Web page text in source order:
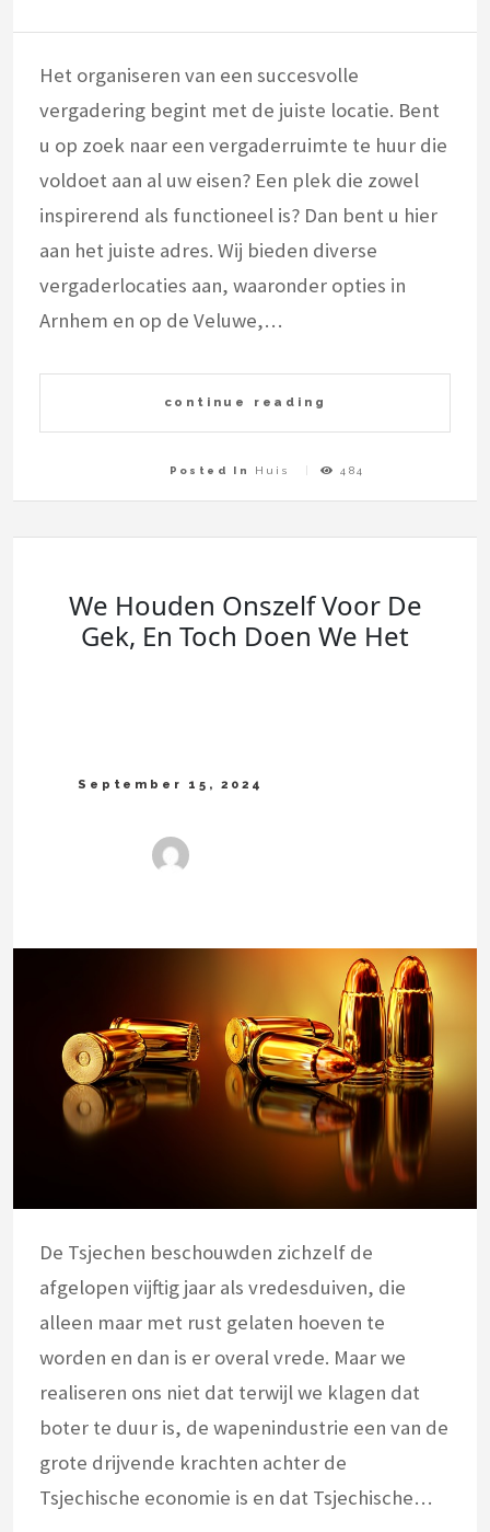
Het organiseren van een succesvolle
vergadering begint met de juiste locatie. Bent
u op zoek naar een vergaderruimte te huur die
voldoet aan al uw eisen? Een plek die zowel
inspirerend als functioneel is? Dan bent u hier
aan het juiste adres. Wij bieden diverse
vergaderlocaties aan, waaronder opties in
Arnhem en op de Veluwe,…
continue reading
Posted In Huis 484
We Houden Onszelf Voor De
Gek, En Toch Doen We Het
De Tsjechen beschouwden zichzelf de
afgelopen vijftig jaar als vredesduiven, die
alleen maar met rust gelaten hoeven te
worden en dan is er overal vrede. Maar we
realiseren ons niet dat terwijl we klagen dat
boter te duur is, de wapenindustrie een van de
grote drijvende krachten achter de
Tsjechische economie is en dat Tsjechische…